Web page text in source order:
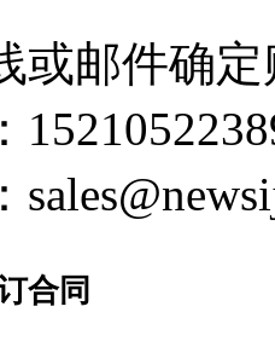
或邮件确
合同